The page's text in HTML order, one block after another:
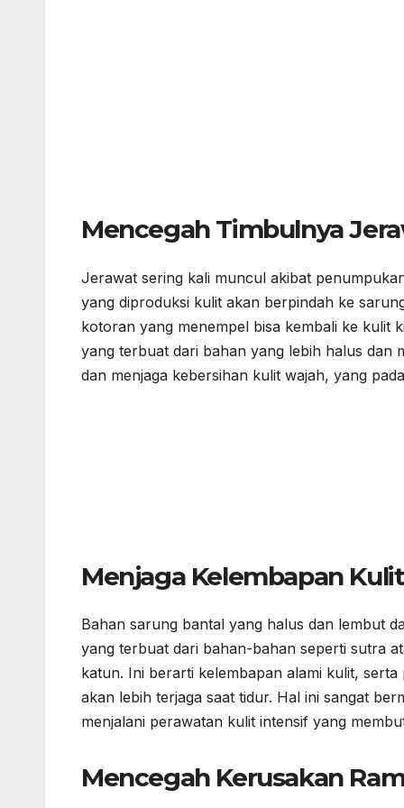
Mencegah Timbulnya
Jerawat sering kali muncul akibat
yang diproduksi kulit akan berpindah ke
kotoran yang menempel bisa kembali ke kulit
yang terbuat dari bahan yang lebih halus dan
dan menjaga kebersihan kulit wajah, yang
Menjaga Kelembapan Kulit
Bahan sarung bantal yang halus dan lembut
yang terbuat dari bahan-bahan seperti sutra
katun. Ini berarti kelembapan alami kulit,
akan lebih terjaga saat tidur. Hal ini sangat
menjalani perawatan kulit intensif yang
Mencegah Kerusakan